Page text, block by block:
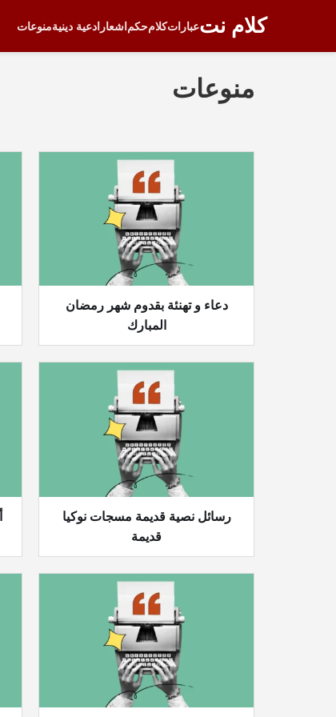
كلام نتعباراتكلامحكم اشعار ادعية دينيةمنوعات
منوعات
دعاء و تهنئة بقدوم شهر رمضان
المبارك
رسائل نصية قديمة مسجات نوكيا
قديمة